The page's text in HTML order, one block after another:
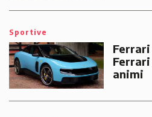
Sportive
animi